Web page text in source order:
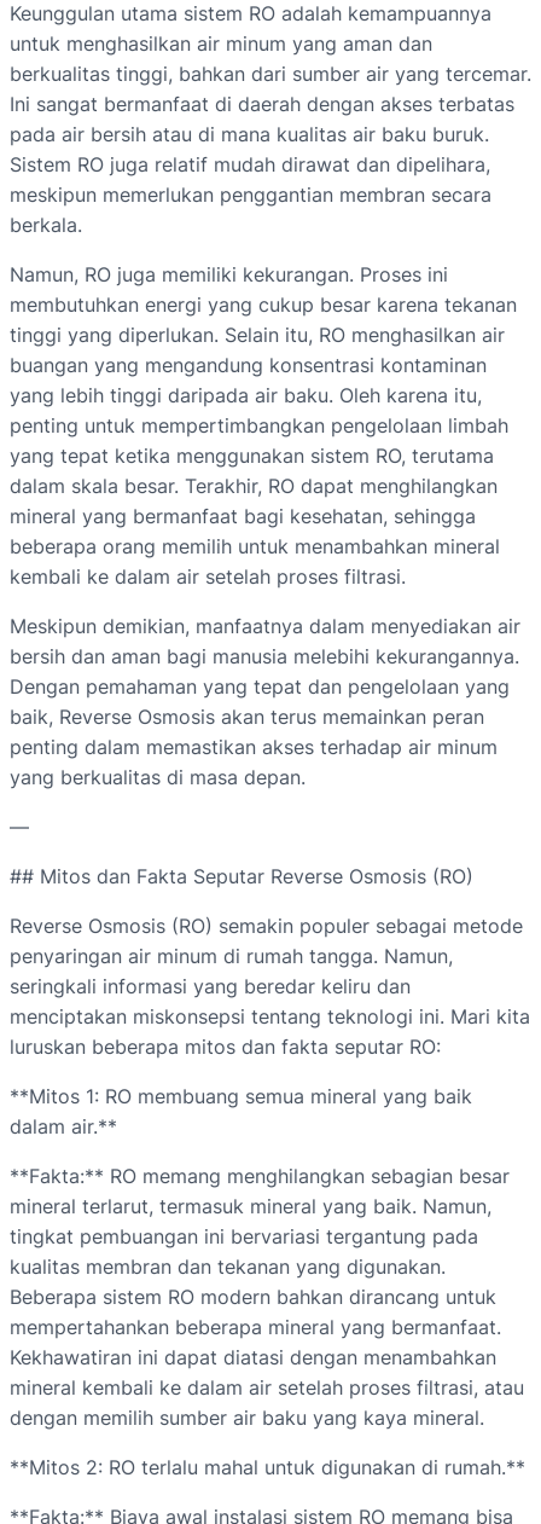
Keunggulan utama sistem RO adalah kemampuannya
untuk menghasilkan air minum yang aman dan
berkualitas tinggi, bahkan dari sumber air yang tercemar.
Ini sangat bermanfaat di daerah dengan akses terbatas
pada air bersih atau di mana kualitas air baku buruk.
Sistem RO juga relatif mudah dirawat dan dipelihara,
meskipun memerlukan penggantian membran secara
berkala.
Namun, RO juga memiliki kekurangan. Proses ini
membutuhkan energi yang cukup besar karena tekanan
tinggi yang diperlukan. Selain itu, RO menghasilkan air
buangan yang mengandung konsentrasi kontaminan
yang lebih tinggi daripada air baku. Oleh karena itu,
penting untuk mempertimbangkan pengelolaan limbah
yang tepat ketika menggunakan sistem RO, terutama
dalam skala besar. Terakhir, RO dapat menghilangkan
mineral yang bermanfaat bagi kesehatan, sehingga
beberapa orang memilih untuk menambahkan mineral
kembali ke dalam air setelah proses filtrasi.
Meskipun demikian, manfaatnya dalam menyediakan air
bersih dan aman bagi manusia melebihi kekurangannya.
Dengan pemahaman yang tepat dan pengelolaan yang
baik, Reverse Osmosis akan terus memainkan peran
penting dalam memastikan akses terhadap air minum
yang berkualitas di masa depan.
—
## Mitos dan Fakta Seputar Reverse Osmosis (RO)
Reverse Osmosis (RO) semakin populer sebagai metode
penyaringan air minum di rumah tangga. Namun,
seringkali informasi yang beredar keliru dan
menciptakan miskonsepsi tentang teknologi ini. Mari kita
luruskan beberapa mitos dan fakta seputar RO:
**Mitos 1: RO membuang semua mineral yang baik
dalam air.**
**Fakta:** RO memang menghilangkan sebagian besar
mineral terlarut, termasuk mineral yang baik. Namun,
tingkat pembuangan ini bervariasi tergantung pada
kualitas membran dan tekanan yang digunakan.
Beberapa sistem RO modern bahkan dirancang untuk
mempertahankan beberapa mineral yang bermanfaat.
Kekhawatiran ini dapat diatasi dengan menambahkan
mineral kembali ke dalam air setelah proses filtrasi, atau
dengan memilih sumber air baku yang kaya mineral.
**Mitos 2: RO terlalu mahal untuk digunakan di rumah.**
**Fakta:** Biaya awal instalasi sistem RO memang bisa